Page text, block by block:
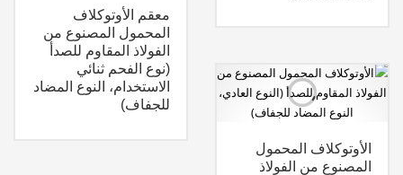
معقم الأوتوكلاف
المحمول المصنوع من
الفولاذ المقاوم للصدأ
(نوع الفحم ثنائي
الاستخدام، النوع المضاد
للجفاف)
الأوتوكلاف المحمول
المصنوع من الفولاذ